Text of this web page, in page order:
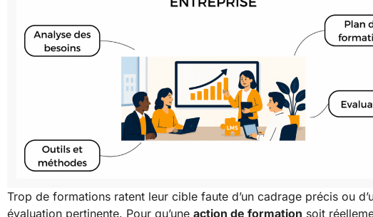
Trop de formations ratent leur cible faute d’un cadrage précis ou
évaluation pertinente. Pour qu’une action de formation soit